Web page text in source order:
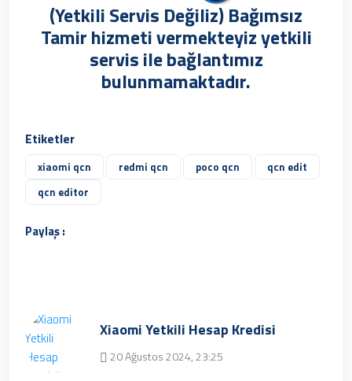
(Yetkili Servis Değiliz) Bağımsız
Tamir hizmeti vermekteyiz yetkili
servis ile bağlantımız
bulunmamaktadır.
Etiketler
xiaomi qcn redmi qcn poco qcn
qcn edit
qcn editor
Paylaş :
Xiaomi Yetkili Hesap Kredisi
20 Ağustos 2024, 23:25